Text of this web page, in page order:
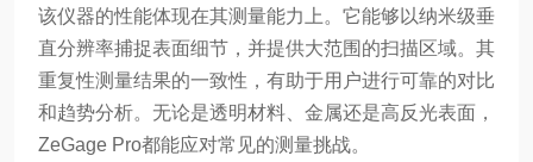
该仪器的性能体现在其测量能力上。它能够以纳米级垂
直分辨率捕捉表面细节，并提供大范围的扫描区域。其
重复性测量结果的一致性，有助于用户进行可靠的对比
和趋势分析。无论是透明材料、金属还是高反光表面，
ZeGage Pro都能应对常见的测量挑战。